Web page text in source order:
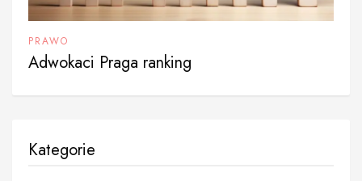
PRAWO
Adwokaci Praga ranking
Kategorie